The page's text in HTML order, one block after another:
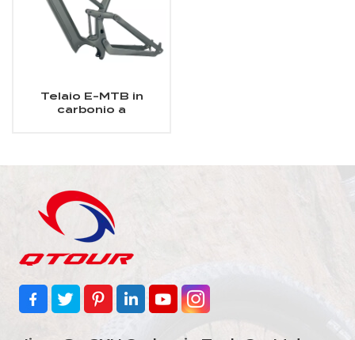
Telaio E-MTB in
carbonio a